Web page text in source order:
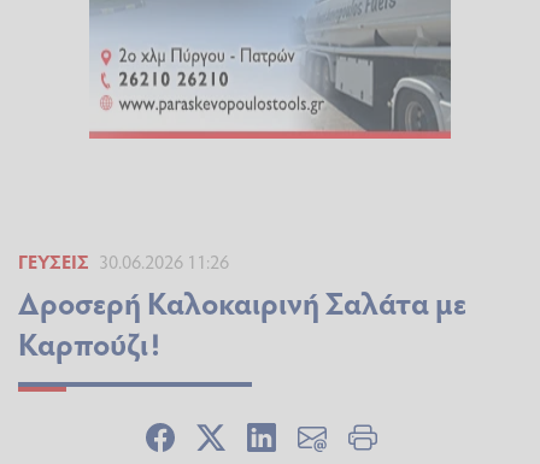
ΓΕΎΣΕΙΣ 30.06.2026 11:26
Δροσερή Καλοκαιρινή Σαλάτα με
Καρπούζι!